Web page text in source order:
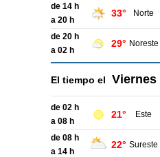
de 14 h
a 20 h
33° Norte
de 20 h
a 02 h
29° Noreste
El tiempo el Viernes
de 02 h
a 08 h
21° Este
de 08 h
a 14 h
22° Sureste